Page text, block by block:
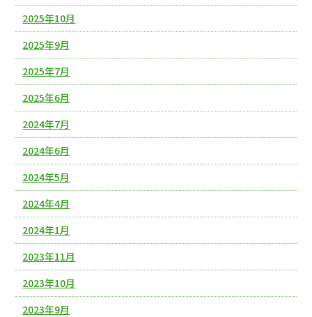
2025年10月
2025年9月
2025年7月
2025年6月
2024年7月
2024年6月
2024年5月
2024年4月
2024年1月
2023年11月
2023年10月
2023年9月